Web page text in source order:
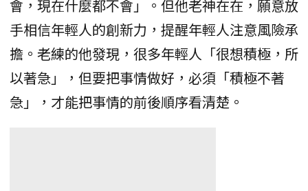
會，現在什麼都不會」。但他老神在在，願意放
手相信年輕人的創新力，提醒年輕人注意風險承
擔。老練的他發現，很多年輕人「很想積極，所
以著急」，但要把事情做好，必須「積極不著
急」，才能把事情的前後順序看清楚。